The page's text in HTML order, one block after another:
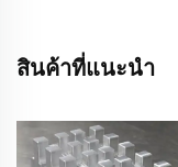
สินค้าที่แนะนำ